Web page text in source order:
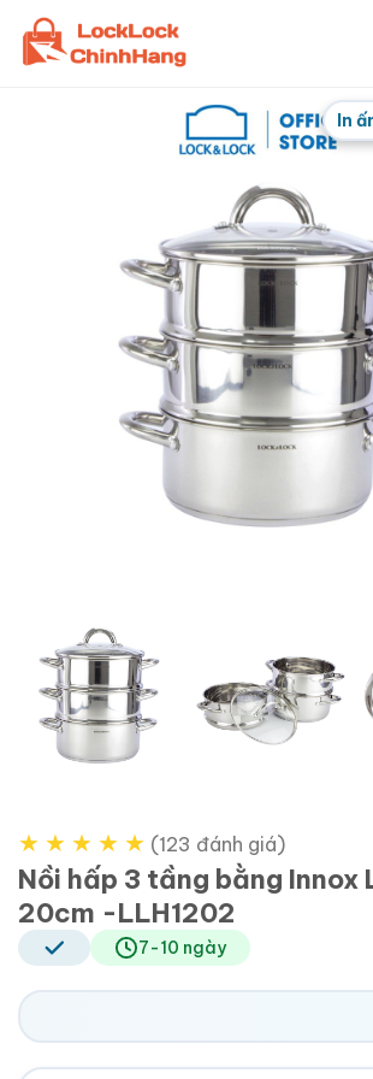
Skip
content
In
★ ★ ★ ★ ★ (123 đánh giá)
Nồi hấp 3 tầng bằng Innox
20cm -LLH1202
7-10 ngày